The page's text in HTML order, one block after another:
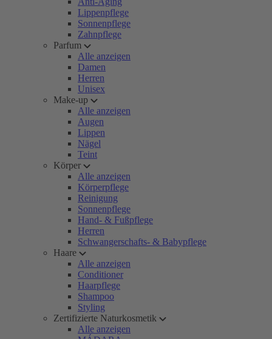
Lippenpflege
Sonnenpflege
Zahnpflege
Parfum
Alle anzeigen
Damen
Herren
Unisex
Make-up
Alle anzeigen
Augen
Lippen
Nägel
Teint
Körper
Alle anzeigen
Körperpflege
Reinigung
Sonnenpflege
Hand- & Fußpflege
Herren
Schwangerschafts- & Babypflege
Haare
Alle anzeigen
Conditioner
Haarpflege
Shampoo
Styling
Zertifizierte Naturkosmetik
Alle anzeigen